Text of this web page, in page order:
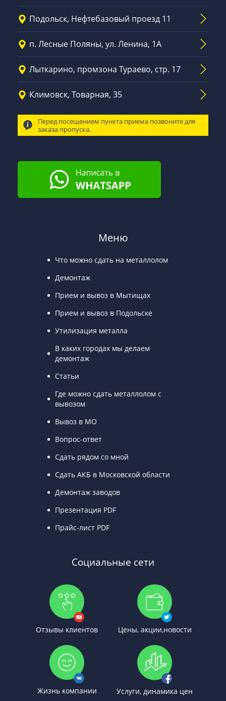
Подольск, Нефтебазовый проезд 11
п. Лесные Поляны, ул. Ленина, 1А
Лыткарино, промзона Тураево, стр. 17
Климовск, Товарная, 35
Перед посещением пункта приема позвоните для
заказа пропуска.
Меню
Что можно сдать на металлолом
Демонтаж
Прием и вывоз в Мытищах
Прием и вывоз в Подольске
Утилизация металла
В каких городах мы делаем
демонтаж
Статьи
Где можно сдать металлолом с
вывозом
Вывоз в МО
Вопрос-ответ
Сдать рядом со мной
Сдать АКБ в Московской области
Демонтаж заводов
Презентация PDF
Прайс-лист PDF
Социальные сети
Отзывы клиентов Цены, акции,новости
Жизнь компании Услуги, динамика цен